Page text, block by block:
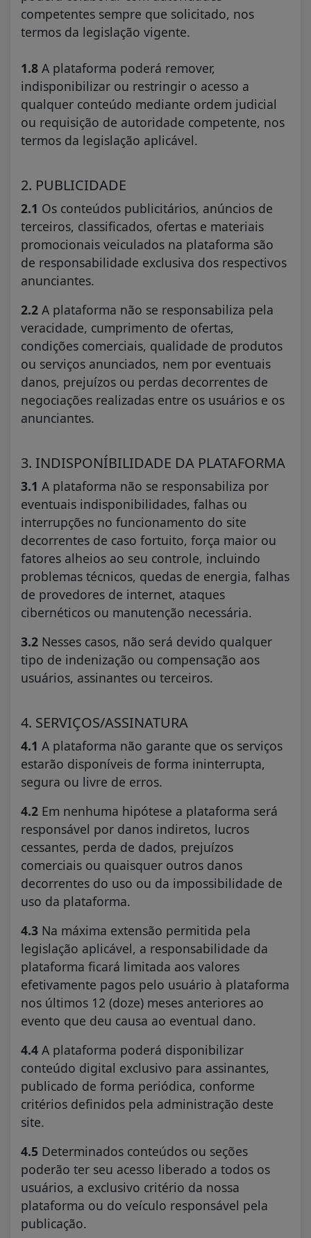
competentes sempre que solicitado, nos
termos da legislação vigente.
1.8 A plataforma poderá remover,
indisponibilizar ou restringir o acesso a
qualquer conteúdo mediante ordem judicial
ou requisição de autoridade competente, nos
termos da legislação aplicável.
2. PUBLICIDADE
2.1 Os conteúdos publicitários, anúncios de
terceiros, classificados, ofertas e materiais
promocionais veiculados na plataforma são
de responsabilidade exclusiva dos respectivos
anunciantes.
2.2 A plataforma não se responsabiliza pela
veracidade, cumprimento de ofertas,
condições comerciais, qualidade de produtos
ou serviços anunciados, nem por eventuais
danos, prejuízos ou perdas decorrentes de
negociações realizadas entre os usuários e os
anunciantes.
3. INDISPONÍBILIDADE DA PLATAFORMA
3.1 A plataforma não se responsabiliza por
eventuais indisponibilidades, falhas ou
interrupções no funcionamento do site
decorrentes de caso fortuito, força maior ou
fatores alheios ao seu controle, incluindo
problemas técnicos, quedas de energia, falhas
de provedores de internet, ataques
cibernéticos ou manutenção necessária.
3.2 Nesses casos, não será devido qualquer
tipo de indenização ou compensação aos
usuários, assinantes ou terceiros.
4. SERVIÇOS/ASSINATURA
4.1 A plataforma não garante que os serviços
estarão disponíveis de forma ininterrupta,
segura ou livre de erros.
4.2 Em nenhuma hipótese a plataforma será
responsável por danos indiretos, lucros
cessantes, perda de dados, prejuízos
comerciais ou quaisquer outros danos
decorrentes do uso ou da impossibilidade de
uso da plataforma.
4.3 Na máxima extensão permitida pela
legislação aplicável, a responsabilidade da
plataforma ficará limitada aos valores
efetivamente pagos pelo usuário à plataforma
nos últimos 12 (doze) meses anteriores ao
evento que deu causa ao eventual dano.
4.4 A plataforma poderá disponibilizar
conteúdo digital exclusivo para assinantes,
publicado de forma periódica, conforme
critérios definidos pela administração deste
site.
4.5 Determinados conteúdos ou seções
poderão ter seu acesso liberado a todos os
usuários, a exclusivo critério da nossa
plataforma ou do veículo responsável pela
publicação.